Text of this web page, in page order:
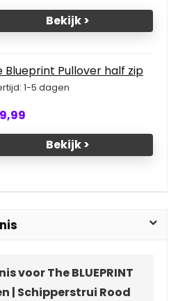
Bekijk >
Blueprint Pullover half zip
1-5 dagen
Bekijk >
voor The BLUEPRINT
| Schipperstrui Rood